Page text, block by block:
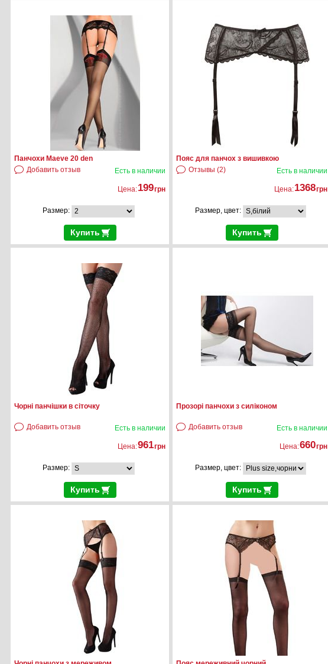
Панчохи Maeve 20 den
Добавить отзыв
Есть в наличии
Цена:199грн
Размер:
Купить
Пояс для панчох з вишивкою
Отзывы (2)
Есть в наличии
Цена:1368грн
Размер, цвет:
Купить
Чорні панчішки в сіточку
Добавить отзыв Есть в наличии
Цена:961грн
Размер:
Купить
Прозорі панчохи з силіконом
Добавить отзыв Есть в наличии
Цена:660грн
Размер, цвет:
Купить